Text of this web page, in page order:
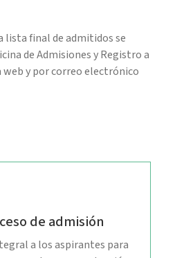
lista final de admitidos se
de Admisiones y Registro a
web y por correo electrónico
de admisión
a los aspirantes para